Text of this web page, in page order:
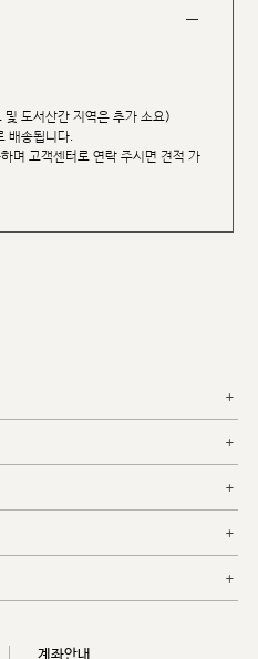
도서산간 지역은 추가 소요)
배송됩니다.
며 고객센터로 연락 주시면 견적 가
계좌안내